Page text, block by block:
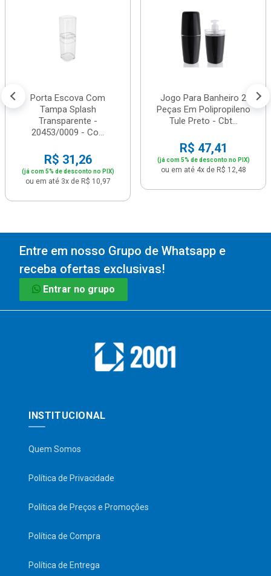
Porta Escova Com
Tampa Splash
Transparente -
20453/0009 - Co...
R$ 31,26
(já com 5% de desconto no PIX)
ou em até 3x de R$ 10,97
Jogo Para Banheiro 2
Peças Em Polipropileno
Tule Preto - Cbt...
R$ 47,41
(já com 5% de desconto no PIX)
ou em até 4x de R$ 12,48
Entre em nosso Grupo de Whatsapp e
receba ofertas exclusivas!
Entrar no grupo
INSTITUCIONAL
Quem Somos
Política de Privacidade
Política de Preços e Promoções
Política de Compra
Política de Entrega